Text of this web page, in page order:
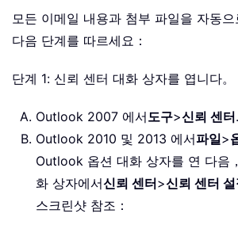
모든 이메일 내용과 첨부 파일을 자동
다음 단계를 따르세요：
단계 1: 신뢰 센터 대화 상자를 엽니다。
Outlook 2007 에서도구>신뢰 센터.
Outlook 2010 및 2013 에서파일>
Outlook 옵션 대화 상자를 연 다음
화 상자에서신뢰 센터>신뢰 센터 설
스크린샷 참조：